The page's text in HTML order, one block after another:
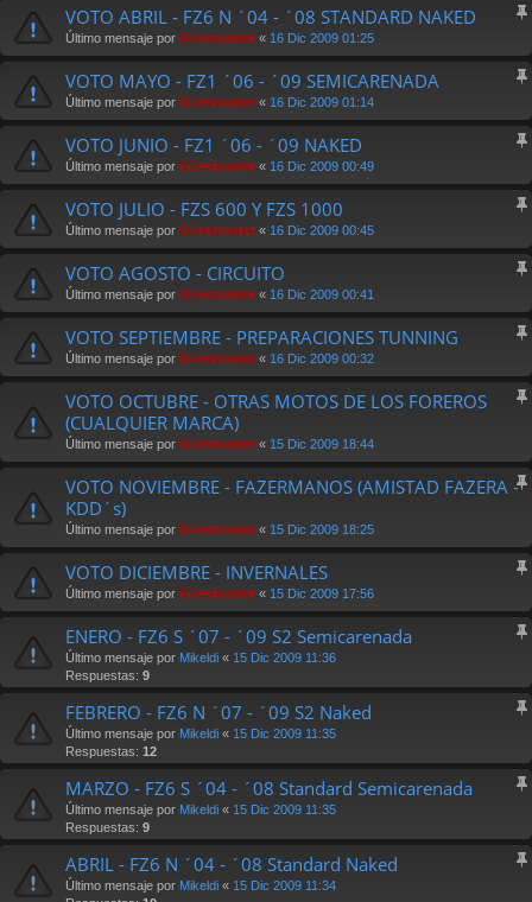
VOTO ABRIL - FZ6 N ´04 - ´08 STANDARD NAKED
Último mensaje por Güesmaster « 16 Dic 2009 01:25
VOTO MAYO - FZ1 ´06 - ´09 SEMICARENADA
Último mensaje por Güesmaster « 16 Dic 2009 01:14
VOTO JUNIO - FZ1 ´06 - ´09 NAKED
Último mensaje por Güesmaster « 16 Dic 2009 00:49
VOTO JULIO - FZS 600 Y FZS 1000
Último mensaje por Güesmaster « 16 Dic 2009 00:45
VOTO AGOSTO - CIRCUITO
Último mensaje por Güesmaster « 16 Dic 2009 00:41
VOTO SEPTIEMBRE - PREPARACIONES TUNNING
Último mensaje por Güesmaster « 16 Dic 2009 00:32
VOTO OCTUBRE - OTRAS MOTOS DE LOS FOREROS
(CUALQUIER MARCA)
Último mensaje por Güesmaster « 15 Dic 2009 18:44
VOTO NOVIEMBRE - FAZERMANOS (AMISTAD FAZERA -
KDD´s)
Último mensaje por Güesmaster « 15 Dic 2009 18:25
VOTO DICIEMBRE - INVERNALES
Último mensaje por Güesmaster « 15 Dic 2009 17:56
ENERO - FZ6 S ´07 - ´09 S2 Semicarenada
Último mensaje por Mikeldi « 15 Dic 2009 11:36
Respuestas: 9
FEBRERO - FZ6 N ´07 - ´09 S2 Naked
Último mensaje por Mikeldi « 15 Dic 2009 11:35
Respuestas: 12
MARZO - FZ6 S ´04 - ´08 Standard Semicarenada
Último mensaje por Mikeldi « 15 Dic 2009 11:35
Respuestas: 9
ABRIL - FZ6 N ´04 - ´08 Standard Naked
Último mensaje por Mikeldi « 15 Dic 2009 11:34